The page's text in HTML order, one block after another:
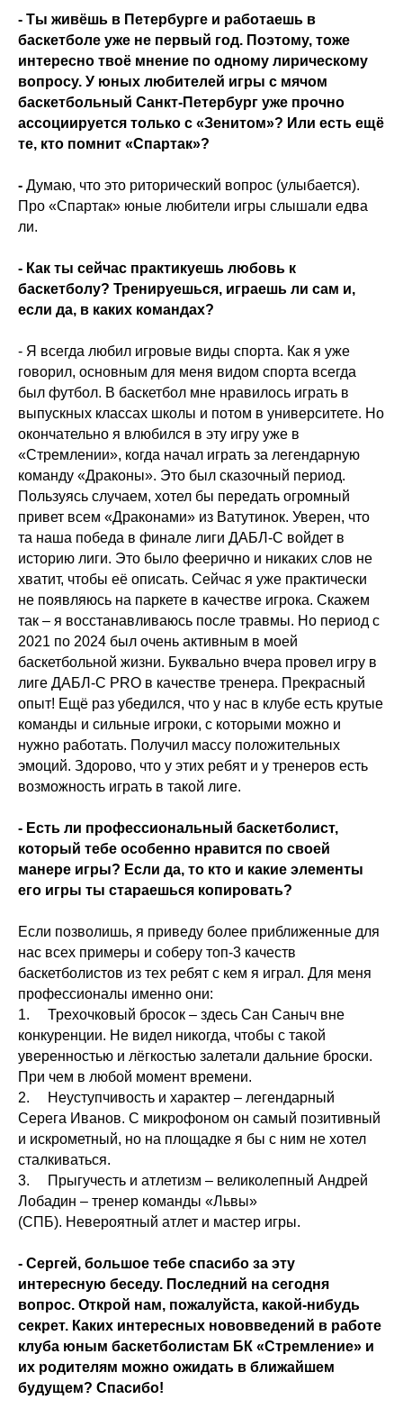
- Ты живёшь в Петербурге и работаешь в
баскетболе уже не первый год. Поэтому, тоже
интересно твоё мнение по одному лирическому
вопросу. У юных любителей игры с мячом
баскетбольный Санкт-Петербург уже прочно
ассоциируется только с «Зенитом»? Или есть ещё
те, кто помнит «Спартак»?
- Думаю, что это риторический вопрос (улыбается).
Про «Спартак» юные любители игры слышали едва
ли.
- Как ты сейчас практикуешь любовь к
баскетболу? Тренируешься, играешь ли сам и,
если да, в каких командах?
- Я всегда любил игровые виды спорта. Как я уже
говорил, основным для меня видом спорта всегда
был футбол. В баскетбол мне нравилось играть в
выпускных классах школы и потом в университете. Но
окончательно я влюбился в эту игру уже в
«Стремлении», когда начал играть за легендарную
команду «Драконы». Это был сказочный период.
Пользуясь случаем, хотел бы передать огромный
привет всем «Драконами» из Ватутинок. Уверен, что
та наша победа в финале лиги ДАБЛ-С войдет в
историю лиги. Это было феерично и никаких слов не
хватит, чтобы её описать. Сейчас я уже практически
не появляюсь на паркете в качестве игрока. Скажем
так – я восстанавливаюсь после травмы. Но период с
2021 по 2024 был очень активным в моей
баскетбольной жизни. Буквально вчера провел игру в
лиге ДАБЛ-С PRO в качестве тренера. Прекрасный
опыт! Ещё раз убедился, что у нас в клубе есть крутые
команды и сильные игроки, с которыми можно и
нужно работать. Получил массу положительных
эмоций. Здорово, что у этих ребят и у тренеров есть
возможность играть в такой лиге.
- Есть ли профессиональный баскетболист,
который тебе особенно нравится по своей
манере игры? Если да, то кто и какие элементы
его игры ты стараешься копировать?
Если позволишь, я приведу более приближенные для
нас всех примеры и соберу топ-3 качеств
баскетболистов из тех ребят с кем я играл. Для меня
профессионалы именно они:
1. Трехочковый бросок – здесь Сан Саныч вне
конкуренции. Не видел никогда, чтобы с такой
уверенностью и лёгкостью залетали дальние броски.
При чем в любой момент времени.
2. Неуступчивость и характер – легендарный
Серега Иванов. С микрофоном он самый позитивный
и искрометный, но на площадке я бы с ним не хотел
сталкиваться.
3. Прыгучесть и атлетизм – великолепный Андрей
Лобадин – тренер команды «Львы»
(СПБ). Невероятный атлет и мастер игры.
- Сергей, большое тебе спасибо за эту
интересную беседу. Последний на сегодня
вопрос. Открой нам, пожалуйста, какой-нибудь
секрет. Каких интересных нововведений в работе
клуба юным баскетболистам БК «Стремление» и
их родителям можно ожидать в ближайшем
будущем? Спасибо!